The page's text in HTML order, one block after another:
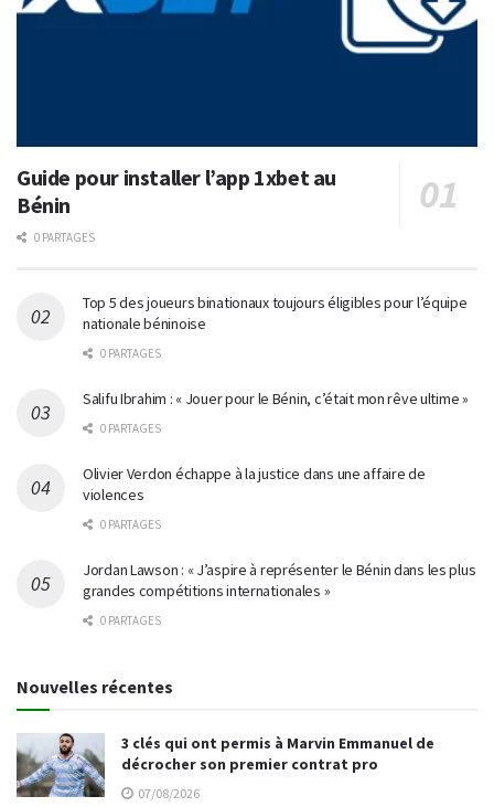
Guide pour installer l’app 1xbet au
Bénin
0 PARTAGES
Top 5 des joueurs binationaux toujours éligibles pour l’équipe
nationale béninoise
0 PARTAGES
Salifu Ibrahim : « Jouer pour le Bénin, c’était mon rêve ultime »
0 PARTAGES
Olivier Verdon échappe à la justice dans une affaire de
violences
0 PARTAGES
Jordan Lawson : « J’aspire à représenter le Bénin dans les plus
grandes compétitions internationales »
0 PARTAGES
Nouvelles récentes
3 clés qui ont permis à Marvin Emmanuel de
décrocher son premier contrat pro
07/08/2026